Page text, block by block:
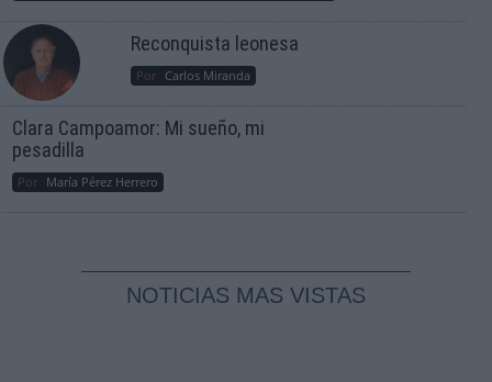
Reconquista leonesa
Por Carlos Miranda
Clara Campoamor: Mi sueño, mi
pesadilla
Por María Pérez Herrero
NOTICIAS MAS VISTAS